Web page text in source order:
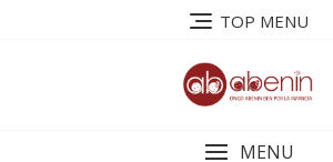
TOP MENU
MENU